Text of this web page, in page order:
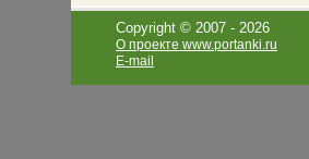
Copyright © 2007 - 2026
О проекте www.portanki.ru
E-mail